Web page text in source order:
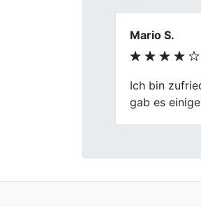
Carsten
Schon zum
und kein